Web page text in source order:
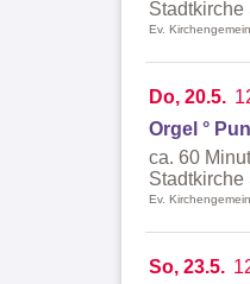
Stadtkirche
Ev.
Do, 20.5.
Orgel °
ca. 60
Stadtkirche
Ev.
So, 23.5.